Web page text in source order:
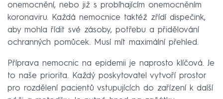
onemocnění, nebo již s probíhajícím onemocněním
koronaviru. Každá nemocnice taktéž zřídí dispečink,
aby mohla řídit své zásoby, potřebu a přidělování
ochranných pomůcek. Musí mít maximální přehled.
Příprava nemocnic na epidemii je naprosto klíčová. Je
to naše priorita. Každý poskytovatel vytvoří prostor
pro rozdělení pacientů vstupujících do zařízení k další